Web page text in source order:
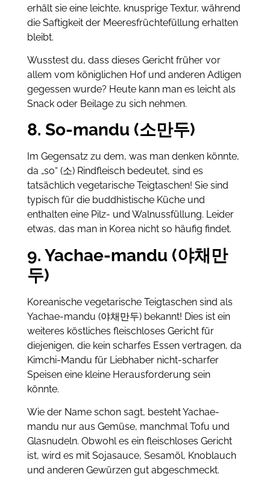
erhält sie eine leichte, knusprige Textur, während
die Saftigkeit der Meeresfrüchtefüllung erhalten
bleibt.
Wusstest du, dass dieses Gericht früher vor
allem vom königlichen Hof und anderen Adligen
gegessen wurde? Heute kann man es leicht als
Snack oder Beilage zu sich nehmen.
8. So-mandu (소만두)
Im Gegensatz zu dem, was man denken könnte,
da „so“ (소) Rindfleisch bedeutet, sind es
tatsächlich vegetarische Teigtaschen! Sie sind
typisch für die buddhistische Küche und
enthalten eine Pilz- und Walnussfüllung. Leider
etwas, das man in Korea nicht so häufig findet.
9. Yachae-mandu (야채만
두)
Koreanische vegetarische Teigtaschen sind als
Yachae-mandu (야채만두) bekannt! Dies ist ein
weiteres köstliches fleischloses Gericht für
diejenigen, die kein scharfes Essen vertragen, da
Kimchi-Mandu für Liebhaber nicht-scharfer
Speisen eine kleine Herausforderung sein
könnte.
Wie der Name schon sagt, besteht Yachae-
mandu nur aus Gemüse, manchmal Tofu und
Glasnudeln. Obwohl es ein fleischloses Gericht
ist, wird es mit Sojasauce, Sesamöl, Knoblauch
und anderen Gewürzen gut abgeschmeckt.